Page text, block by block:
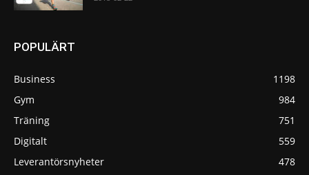
POPULÄRT
Business
1198
Gym
984
Träning
751
Digitalt
559
Leverantörsnyheter
478